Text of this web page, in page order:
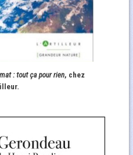
: tout ça pour rien, chez